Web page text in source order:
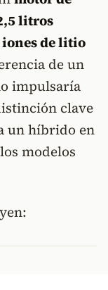
litros
de litio
de un
impulsaría
clave
un híbrido en
modelos